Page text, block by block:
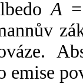
A
emise